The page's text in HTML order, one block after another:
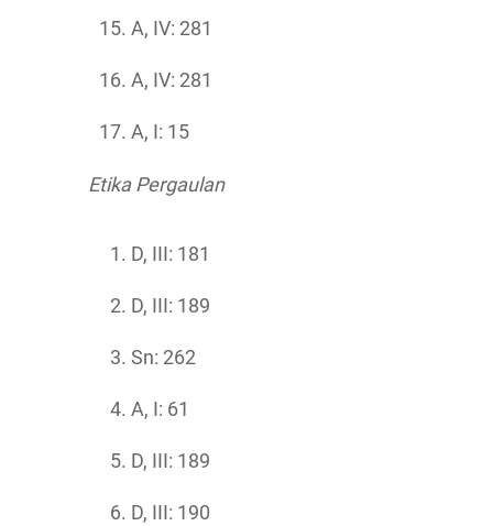
A, IV: 281
A, IV: 281
A, I: 15
Etika Pergaulan
D, III: 181
D, III: 189
Sn: 262
A, I: 61
D, III: 189
D, III: 190